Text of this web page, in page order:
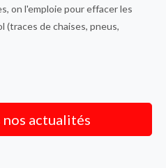
on l'emploie pour effacer les
(traces de chaises, pneus,
actualités